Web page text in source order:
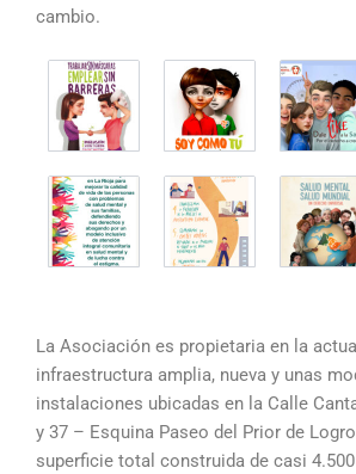
cambio.
La Asociación es propietaria en la
infraestructura amplia, nueva y unas
instalaciones ubicadas en la Calle
y 37 – Esquina Paseo del Prior de
superficie total construida de casi